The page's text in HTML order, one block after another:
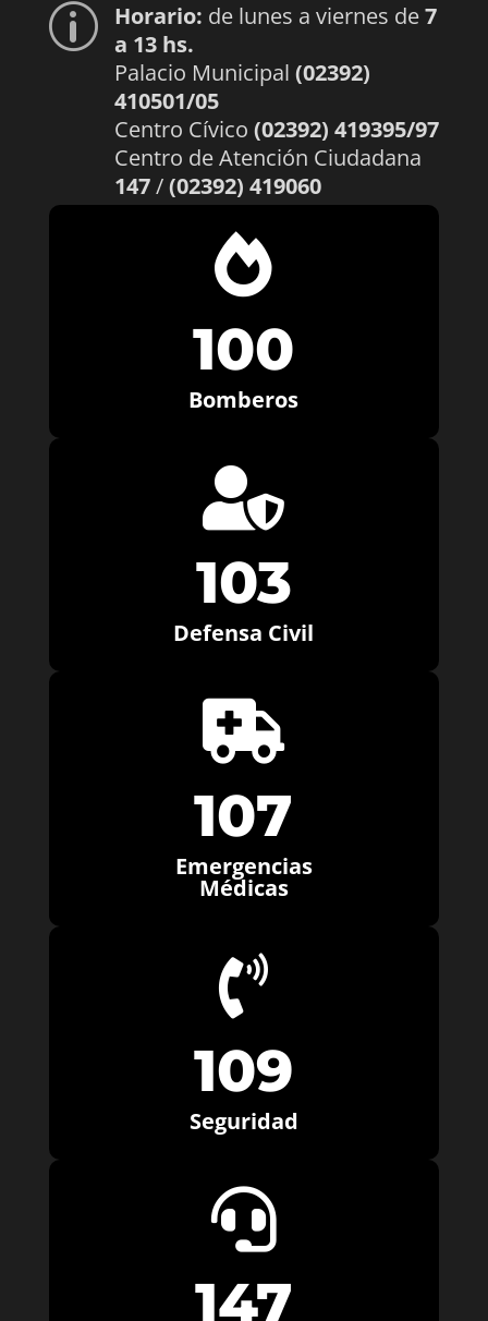
p Horario: de lunes a viernes de7
a 13 hs.
Palacio Municipal (02392)
410501/05
Centro Cívico (02392) 419395/97
Centro de Atención Ciudadana
147/(02392) 419060

100
Bomberos

103
Defensa Civil

107
Emergencias
Médicas

109
Seguridad

147